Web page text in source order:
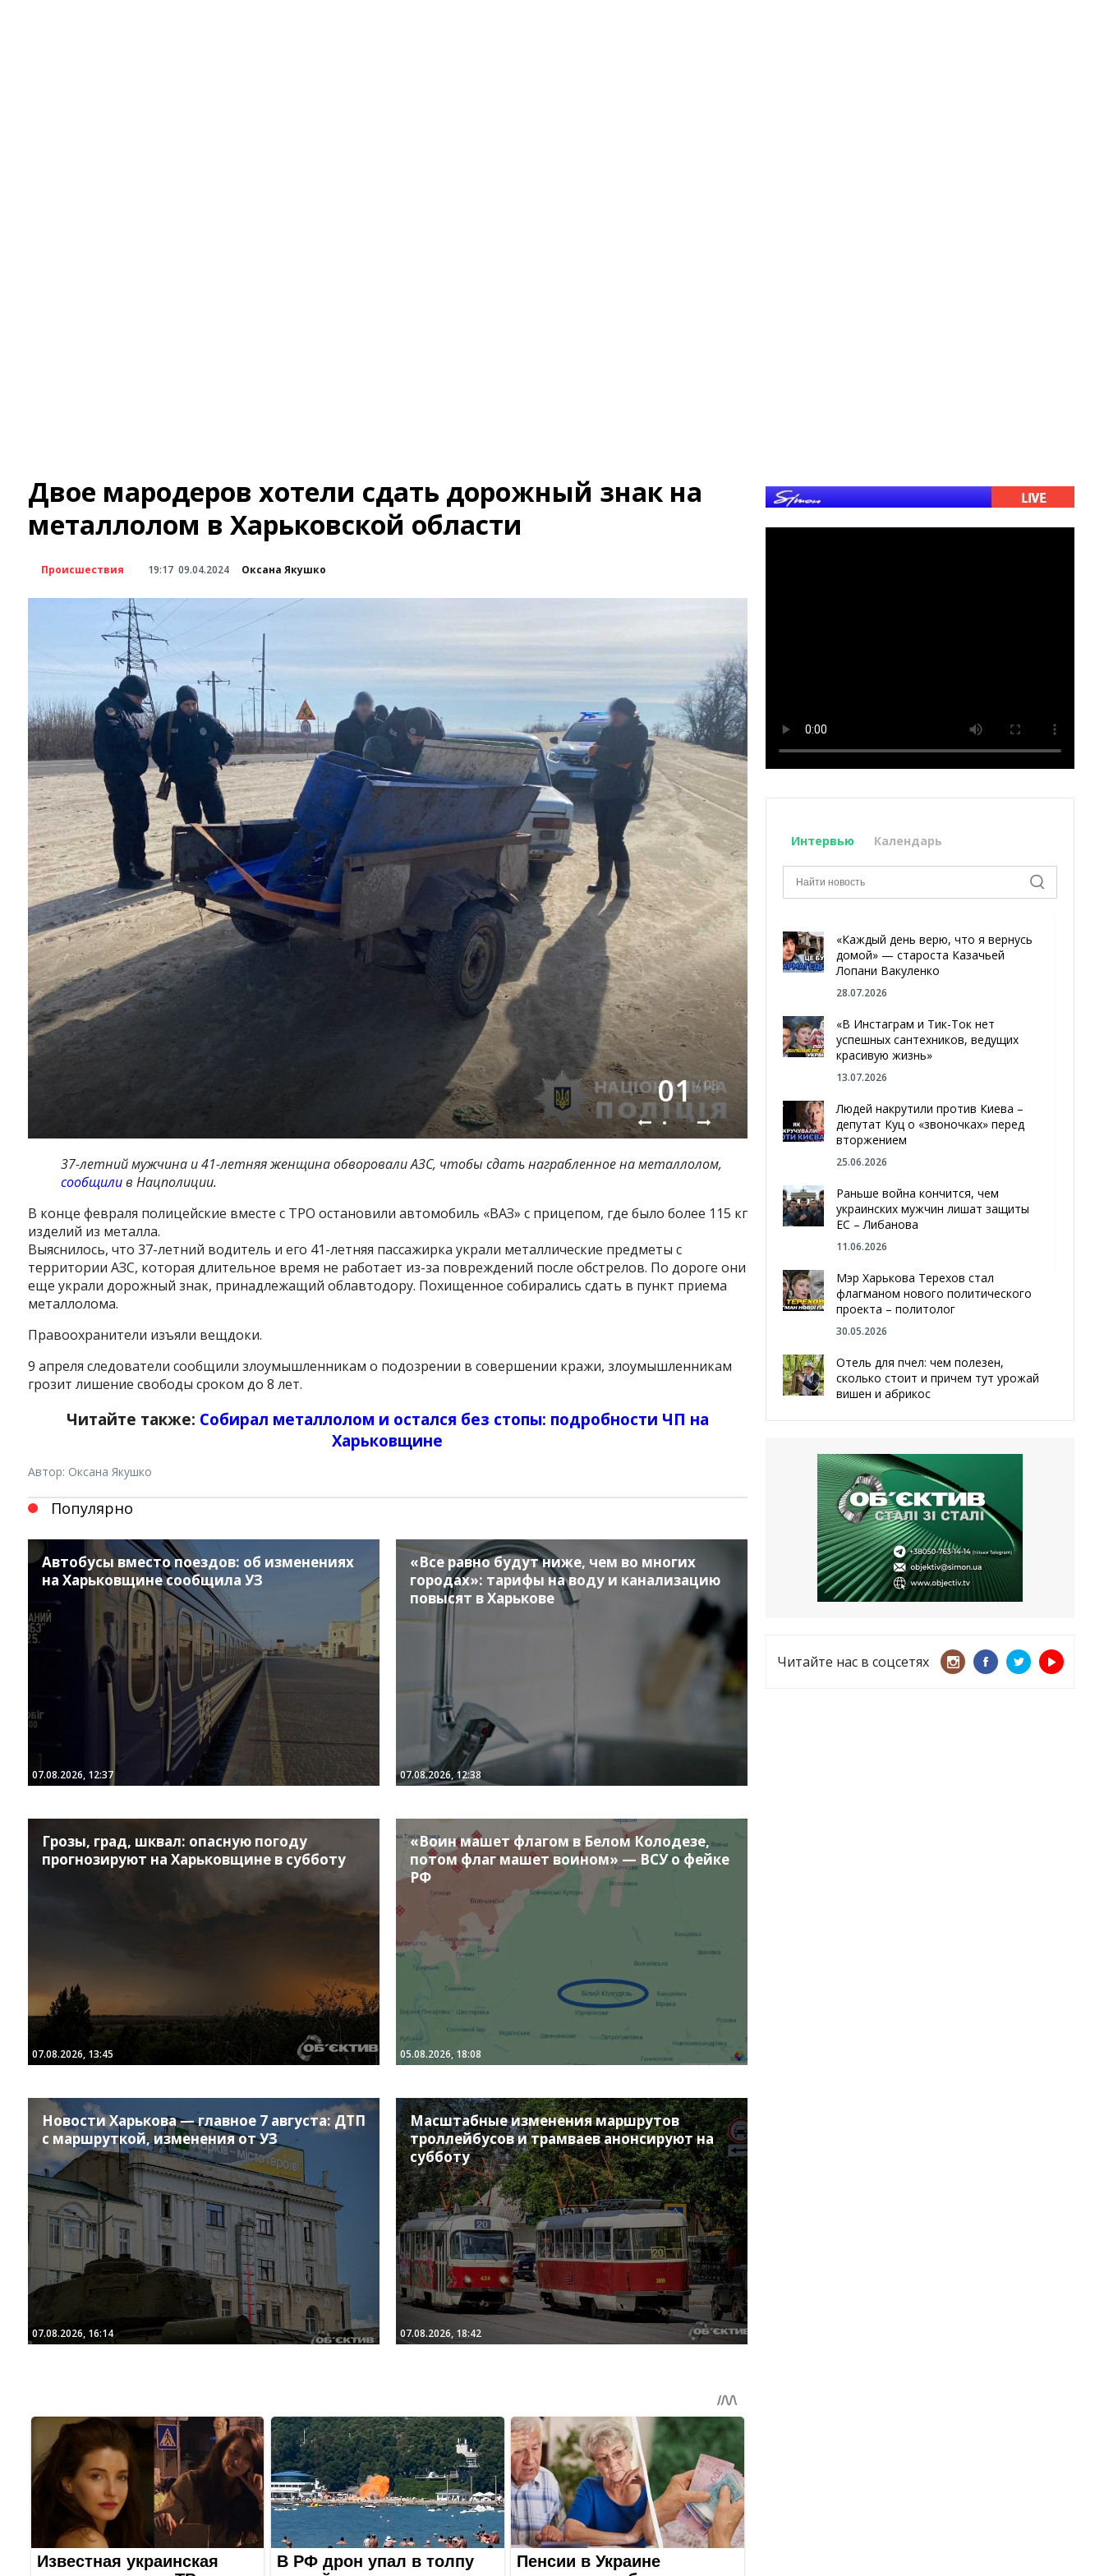
Двое мародеров хотели сдать дорожный знак на
металлолом в Харьковской области
Происшествия 19:17 09.04.2024 Оксана Якушко
01 / 03
37-летний мужчина и 41-летняя женщина обворовали АЗС, чтобы сдать награбленное на металлолом,
сообщилив Нацполиции.
В конце февраля полицейские вместе с ТРО остановили автомобиль «ВАЗ» с прицепом, где было более 115 кг
изделий из металла.
Выяснилось, что 37-летний водитель и его 41-летняя пассажирка украли металлические предметы с
территории АЗС, которая длительное время не работает из-за повреждений после обстрелов. По дороге они
еще украли дорожный знак, принадлежащий облавтодору. Похищенное собирались сдать в пункт приема
металлолома.
Правоохранители изъяли вещдоки.
9 апреля следователи сообщили злоумышленникам о подозрении в совершении кражи, злоумышленникам
грозит лишение свободы сроком до 8 лет.
Читайте также: Собирал металлолом и остался без стопы: подробности ЧП на
Харьковщине
Автор: Оксана Якушко
Популярно
Автобусы вместо поездов: об изменениях
на Харьковщине сообщила УЗ
07.08.2026, 12:37
«Все равно будут ниже, чем во многих
городах»: тарифы на воду и канализацию
повысят в Харькове
07.08.2026, 12:38
Грозы, град, шквал: опасную погоду
прогнозируют на Харьковщине в субботу
07.08.2026, 13:45
«Воин машет флагом в Белом Колодезе,
потом флаг машет воином» — ВСУ о фейке
РФ
05.08.2026, 18:08
Новости Харькова — главное 7 августа: ДТП
с маршруткой, изменения от УЗ
07.08.2026, 16:14
Масштабные изменения маршрутов
троллейбусов и трамваев анонсируют на
субботу
07.08.2026, 18:42
Интервью Календарь
«Каждый день верю, что я вернусь
домой» — староста Казачьей
Лопани Вакуленко
28.07.2026
«В Инстаграм и Тик-Ток нет
успешных сантехников, ведущих
красивую жизнь»
13.07.2026
Людей накрутили против Киева –
депутат Куц о «звоночках» перед
вторжением
25.06.2026
Раньше война кончится, чем
украинских мужчин лишат защиты
ЕС – Либанова
11.06.2026
Мэр Харькова Терехов стал
флагманом нового политического
проекта – политолог
30.05.2026
Отель для пчел: чем полезен,
сколько стоит и причем тут урожай
вишен и абрикос
Чугуева, города, который устоял,
несмотря ни на что
21.05.2026
«ТЦК нарушает закон? Пусть
платят!» Как благодаря штрафу
женщину сняли с учета
15.05.2026
Читайте нас в соцсетях
InstagramFacebookTwitterYoutube